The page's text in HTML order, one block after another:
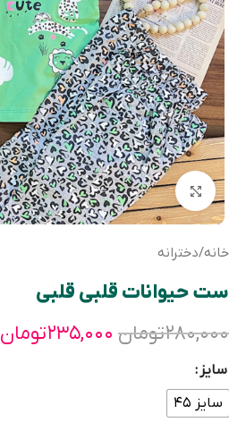
بزرگنمایی تصویر
خانه/دخترانه
ست حیوانات قلبی قلبی
۲۸۰,۰۰۰تومان ۲۳۵,۰۰۰تومان
سایز
سایز ۴۵